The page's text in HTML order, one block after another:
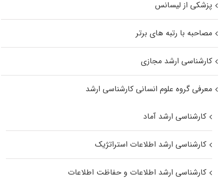
پزشکی از لیسانس
مصاحبه با رتبه های برتر
کارشناسی ارشد مجازی
معرفی گروه علوم انسانی کارشناسی ارشد
کارشناسی ارشد آماد
کارشناسی ارشد اطلاعات استراتژیک
کارشناسی ارشد اطلاعات و حفاظت اطلاعات